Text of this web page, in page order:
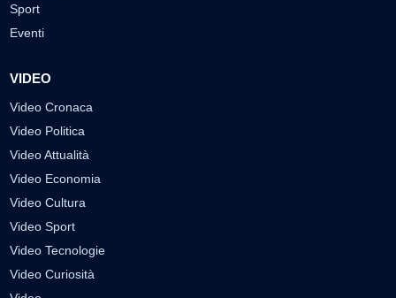
Sport
Eventi
VIDEO
Video Cronaca
Video Politica
Video Attualità
Video Economia
Video Cultura
Video Sport
Video Tecnologie
Video Curiosità